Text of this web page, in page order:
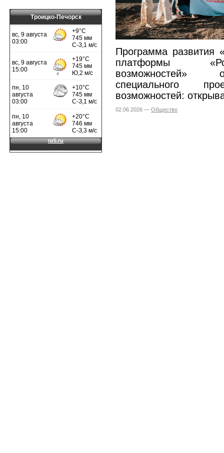
Троицко-Печорск
Программа развития
платформы
возможностей»
специального
возможностей:
02.06.2026 — Общество